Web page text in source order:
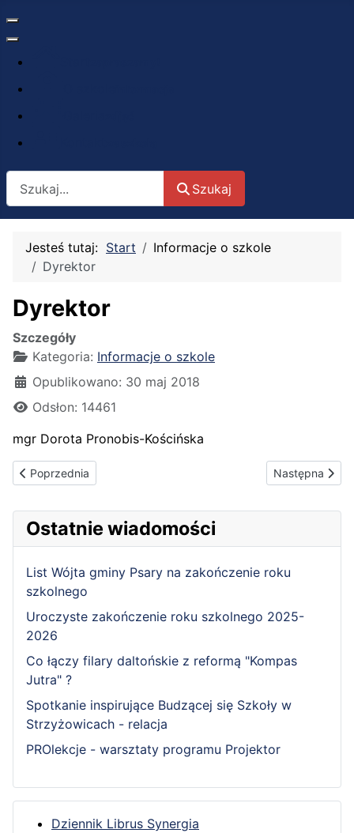
Szukaj
Jesteś tutaj: Start
Informacje o szkole
Dyrektor
Dyrektor
Szczegóły
Kategoria: Informacje o szkole
Opublikowano: 30 maj 2018
Odsłon: 14461
mgr Dorota Pronobis-Kościńska
Poprzednia strona: Wicedyrektor
Poprzednia Następna
Następna
Ostatnie wiadomości
List Wójta gminy Psary na zakończenie roku
szkolnego
Uroczyste zakończenie roku szkolnego 2025-
2026
Co łączy filary daltońskie z reformą "Kompas
Jutra" ?
Spotkanie inspirujące Budzącej się Szkoły w
Strzyżowicach - relacja
PROlekcje - warsztaty programu Projektor
Dziennik Librus Synergia